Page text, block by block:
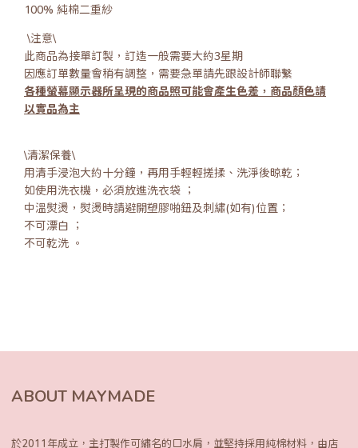
100% 純棉二重紗
\注意\
此商品為接單訂製，訂造一般需要大約3星期
因應訂單數量會稍有調整，需要急單請先跟設計師聯繫
各種螢幕顯示器所呈現的商品照可能會產生色差，商品顏色請
以實品為主
\清潔保養\
用清手浸泡大約十分鐘，再用手輕輕搓揉、洗淨後晾乾；
如使用洗衣機，必須放進洗衣袋 ；
中溫熨燙，熨燙時請避開塑膠啪鈕及刺繡(如有)位置；
不可漂白 ；
不可乾洗 。
ABOUT MAYMADE
於2011年成立，主打製作可繡名的口水肩， 並堅持採用純棉材料，由店